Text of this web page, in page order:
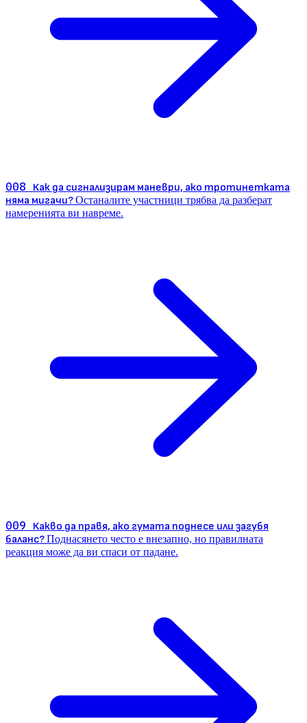
008 Как да сигнализирам маневри, ако тротинетката
няма мигачи?Останалите участници трябва да разберат
намеренията ви навреме.
009 Какво да правя, ако гумата поднесе или загубя
баланс?Поднасянето често е внезапно, но правилната
реакция може да ви спаси от падане.